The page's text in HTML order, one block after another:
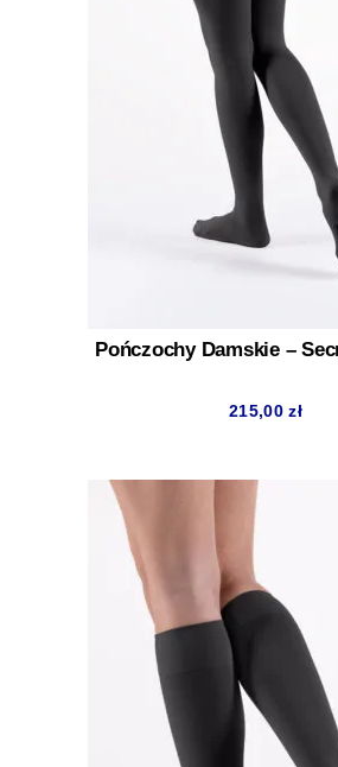
Pończochy Damskie –
215,00zł